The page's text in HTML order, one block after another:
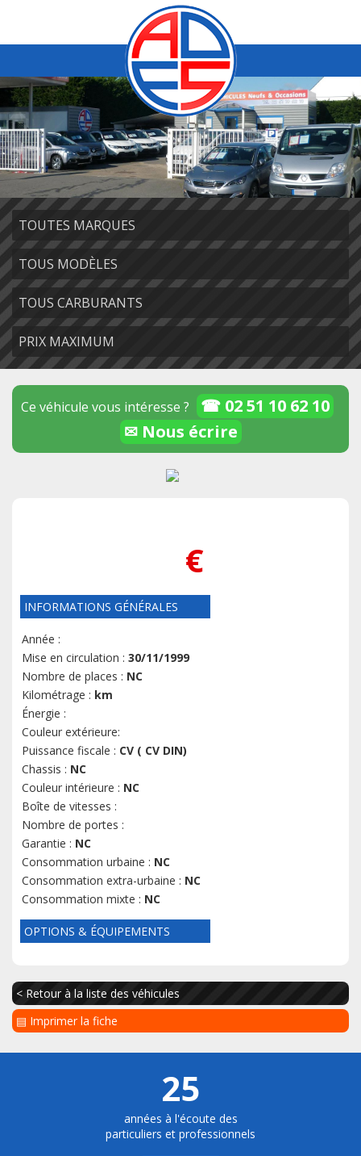
Ce véhicule vous intéresse ?
☎ 02 51 10 62 10
✉ Nous écrire
€
INFORMATIONS GÉNÉRALES
Année :
Mise en circulation : 30/11/1999
Nombre de places : NC
Kilométrage : km
Énergie :
Couleur extérieure:
Puissance fiscale : CV ( CV DIN)
Chassis : NC
Couleur intérieure : NC
Boîte de vitesses :
Nombre de portes :
Garantie : NC
Consommation urbaine : NC
Consommation extra-urbaine : NC
Consommation mixte : NC
OPTIONS & ÉQUIPEMENTS
< Retour à la liste des véhicules
▤ Imprimer la fiche
25
années à l'écoute des
particuliers et professionnels